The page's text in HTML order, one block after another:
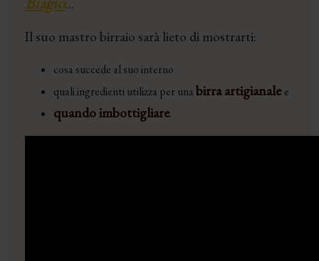
…
Il suo mastro birraio sarà lieto di mostrarti:
cosa succede al suo interno
quali ingredienti utilizza per unabirra artigianale e
quando imbottigliare.